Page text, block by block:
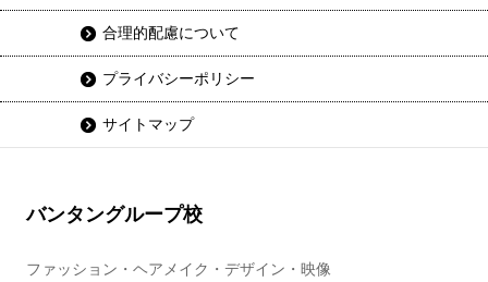
合理的配慮について
プライバシーポリシー
サイトマップ
バンタングループ校
ファッション・ヘアメイク・デザイン・映像